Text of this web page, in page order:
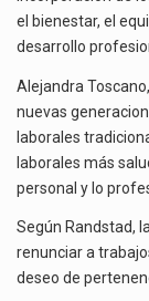
el bienestar, el
desarrollo
Alejandra
nuevas
laborales
laborales más
personal y lo
Según Randstad,
renunciar a
deseo de